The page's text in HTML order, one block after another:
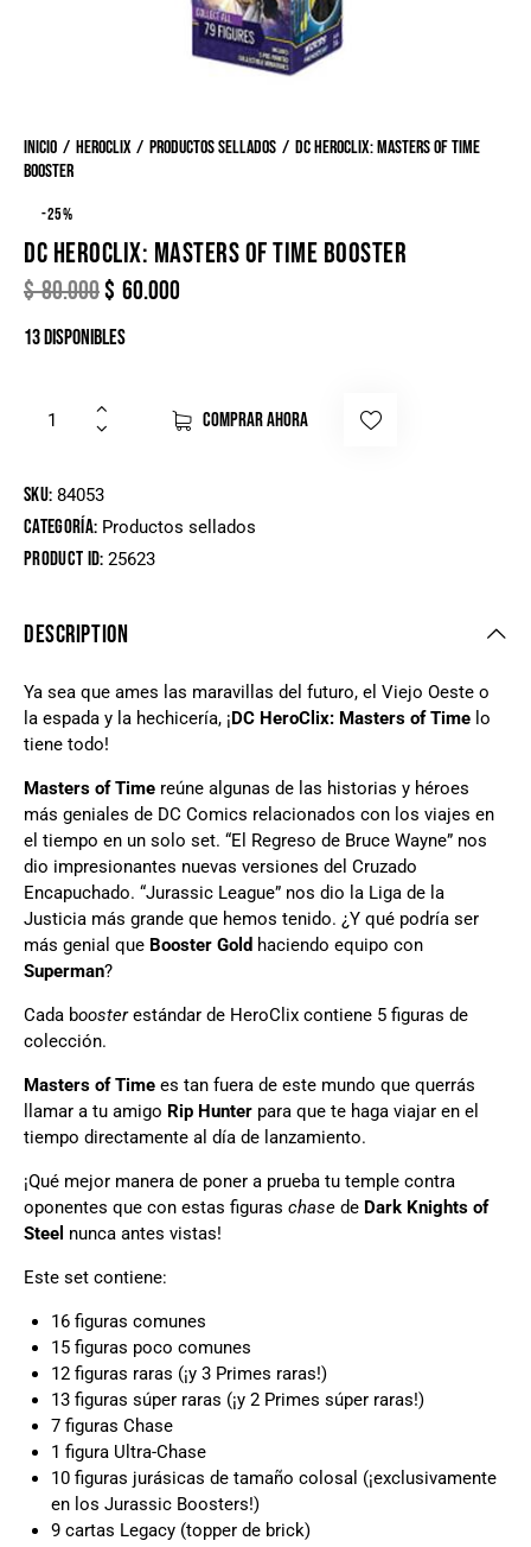
Inicio Heroclix Productos sellados
DC HeroClix: Masters of Time
Booster
-25%
DC HEROCLIX: MASTERS OF TIME BOOSTER
$80.000$ 60.000
13 disponibles
COMPRAR AHORA
SKU: 84053
Categoría: Productos sellados
Product ID:25623
DESCRIPTION
Ya sea que ames las maravillas del futuro, el Viejo Oeste o
la espada y la hechicería, ¡DC HeroClix: Masters of Time lo
tiene todo!
Masters of Time reúne algunas de las historias y héroes
más geniales de DC Comics relacionados con los viajes en
el tiempo en un solo set. “El Regreso de Bruce Wayne” nos
dio impresionantes nuevas versiones del Cruzado
Encapuchado. “Jurassic League” nos dio la Liga de la
Justicia más grande que hemos tenido. ¿Y qué podría ser
más genial que Booster Gold haciendo equipo con
Superman?
Cada boosterestándar de HeroClix contiene 5 figuras de
colección.
Masters of Time es tan fuera de este mundo que querrás
llamar a tu amigo Rip Hunter para que te haga viajar en el
tiempo directamente al día de lanzamiento.
¡Qué mejor manera de poner a prueba tu temple contra
oponentes que con estas figuras chase de Dark Knights of
Steel nunca antes vistas!
Este set contiene:
16 figuras comunes
15 figuras poco comunes
12 figuras raras (¡y 3 Primes raras!)
13 figuras súper raras (¡y 2 Primes súper raras!)
7 figuras Chase
1 figura Ultra-Chase
10 figuras jurásicas de tamaño colosal (¡exclusivamente
en los Jurassic Boosters!)
9 cartas Legacy (topper de brick)